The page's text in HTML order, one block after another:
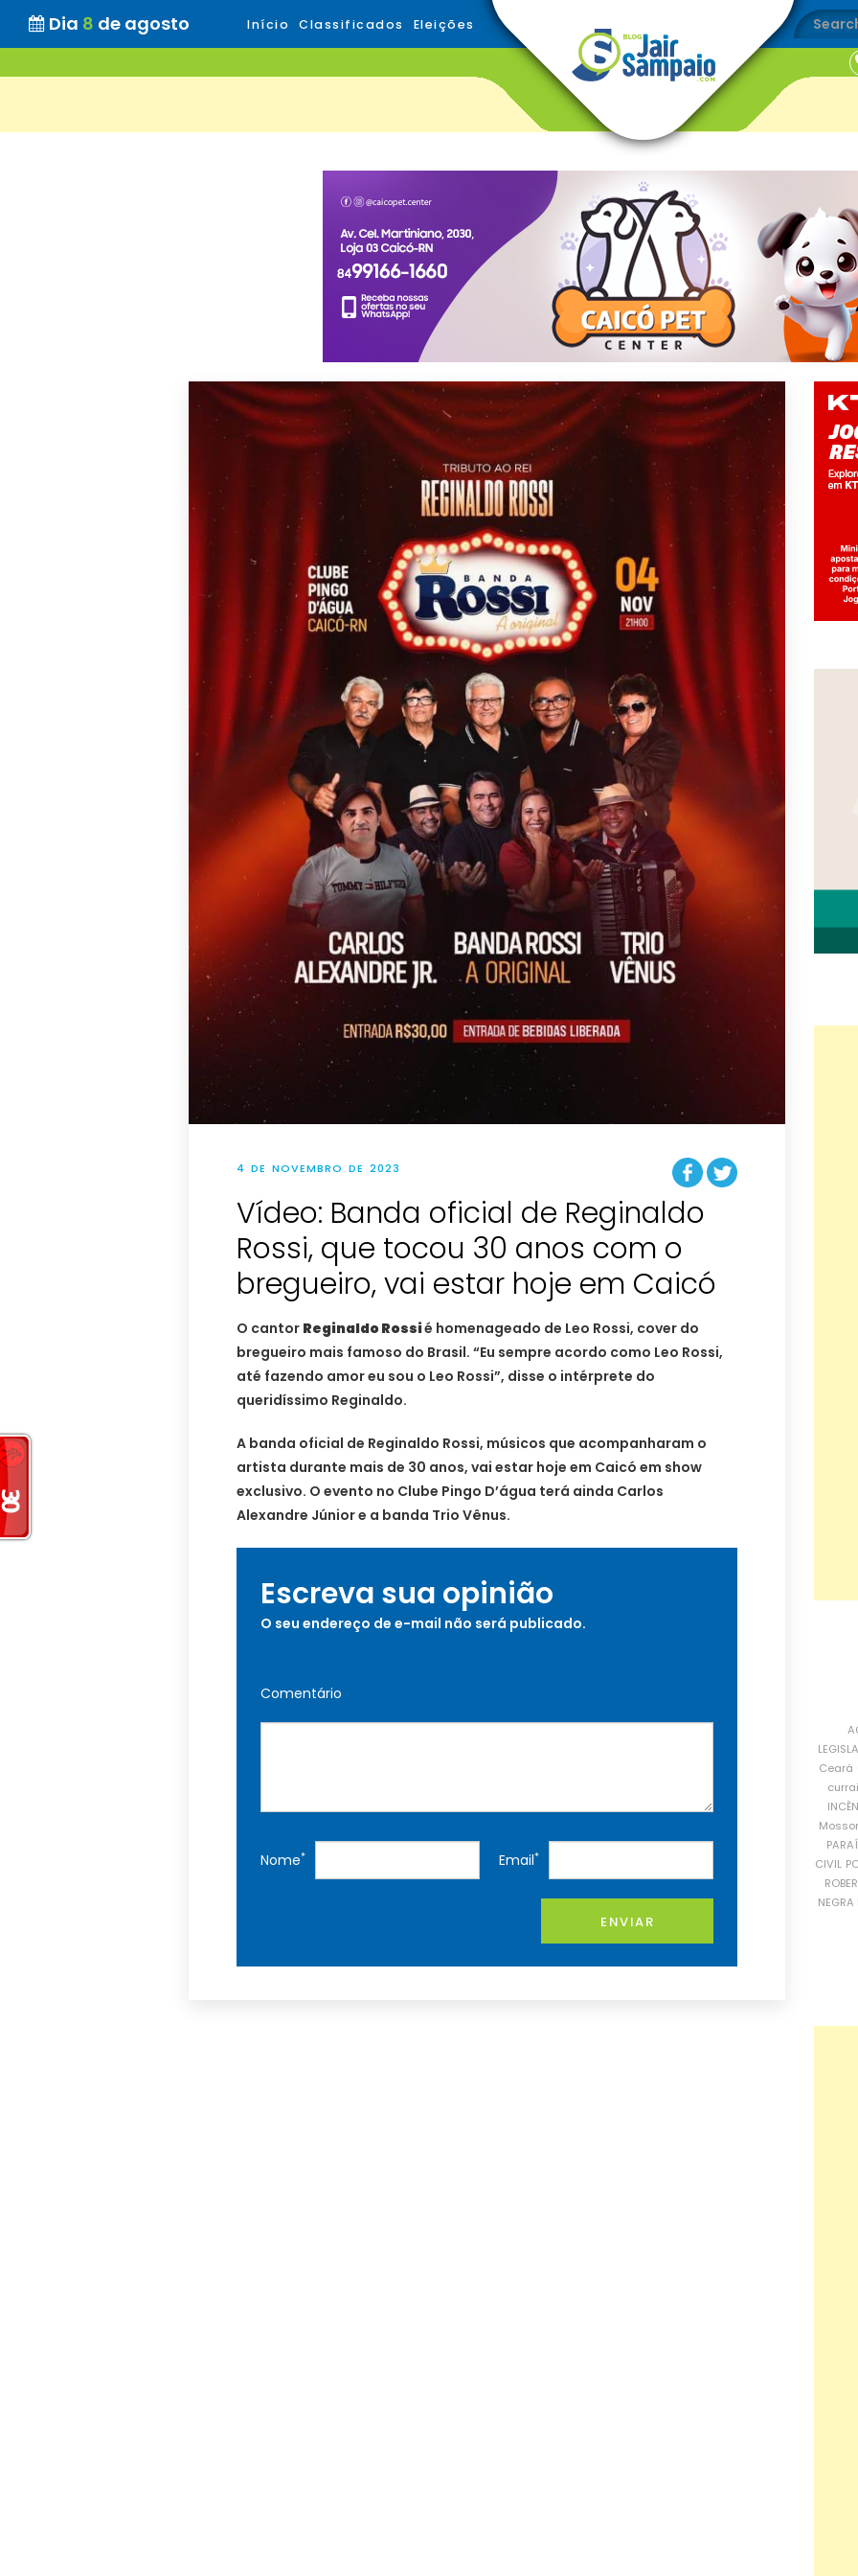
Dia 8 de agosto Início Classificados Eleições
4 DE NOVEMBRO DE 2023
Vídeo: Banda oficial de Reginaldo
Rossi, que tocou 30 anos com o
bregueiro, vai estar hoje em Caicó
O cantor Reginaldo Rossié homenageado de Leo Rossi, cover do
bregueiro mais famoso do Brasil. “Eu sempre acordo como Leo Rossi,
até fazendo amor eu sou o Leo Rossi”, disse o intérprete do
queridíssimo Reginaldo.
A banda oficial de Reginaldo Rossi, músicos que acompanharam o
artista durante mais de 30 anos, vai estar hoje em Caicó em show
exclusivo. O evento no Clube Pingo D’água terá ainda Carlos
Alexandre Júnior e a banda Trio Vênus.
Escreva sua opinião
O seu endereço de e-mail não será publicado.
Comentário
Nome* Email*
ENVIAR
Ceará
CIVIL
NEGRA